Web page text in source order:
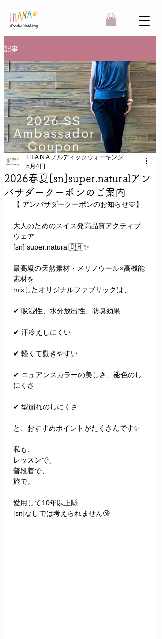
記事
2026春夏[sn]super.naturalアン
バサダークーポンのご案内
I H A N A ノルディックウォーキング
5月4日
【 アンバサダークーポンのお知らせ🩵】
大人のためのスイス発高品質アクティブ
ウェア
[sn] super.natural🇨🇭✨
最高級の天然素材・メリノウール×高機能
素材を
mixしたオリジナルファブリックは、
✔︎ 吸湿性、水分放出性、防臭効果
✔︎ 汗冷えしにくい
✔︎ 軽くて動きやすい
✔︎ ニュアンスカラーの美しさ、褪色のし
にくさ
✔︎ 型崩れのしにくさ
と、おすすめポイントがたくさんです✨
私も、
レッスンで、
普段着で、
旅で。
愛用して10年以上🙌
[sn]なしでは考えられません😘